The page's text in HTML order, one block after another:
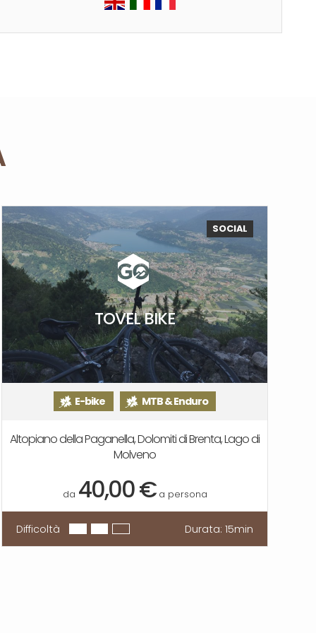
TOVEL BIKE
SOCIAL
E-bike MTB & Enduro
Altopiano della Paganella, Dolomiti di Brenta, Lago di
Molveno
da 40,00 € a persona
Difficoltà Durata: 15min